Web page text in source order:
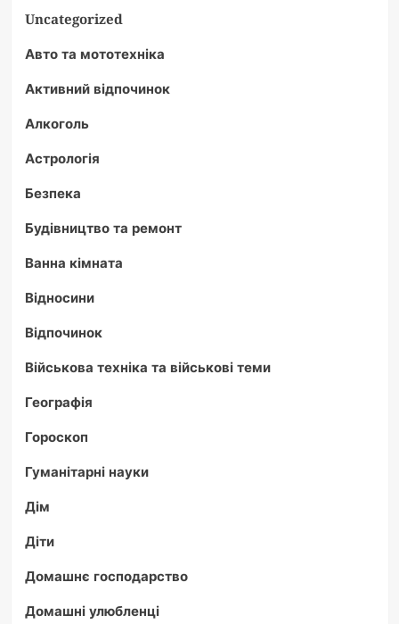
Uncategorized
Авто та мототехніка
Активний відпочинок
Алкоголь
Астрологія
Безпека
Будівництво та ремонт
Ванна кімната
Відносини
Відпочинок
Військова техніка та військові теми
Географія
Гороскоп
Гуманітарні науки
Дім
Діти
Домашнє господарство
Домашні улюбленці